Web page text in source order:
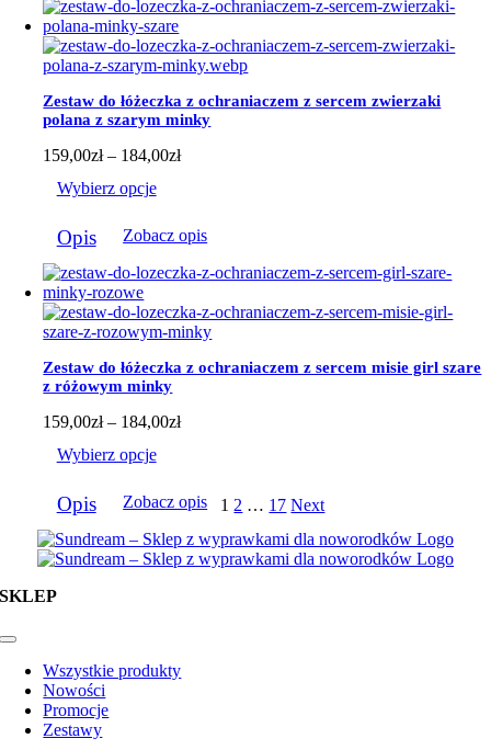
wiele
wariantów.
Opcje
można
wybrać
na
stronie
produktu
Zestaw do łóżeczka z ochraniaczem z sercem zwierzaki
polana z szarym minky
159,00zł – 184,00złZakres
do
Wybierz opcje
produkt
ma
wiele
wariantów.
Opcje
można
wybrać
na
stronie
produktu
Opis Zobacz opis
Zestaw do łóżeczka z ochraniaczem z sercem misie girl szare
z różowym minky
159,00zł – 184,00złZakres
do
184,00zł
Wybierz opcje
produkt
ma
wiele
wariantów.
Opcje
można
stronie
produktu
Opis Zobacz opis 1 2 … 17 Next
SKLEP
Toggle
NavigationWszystkie produkty
Nowości
Promocje
Zestawy